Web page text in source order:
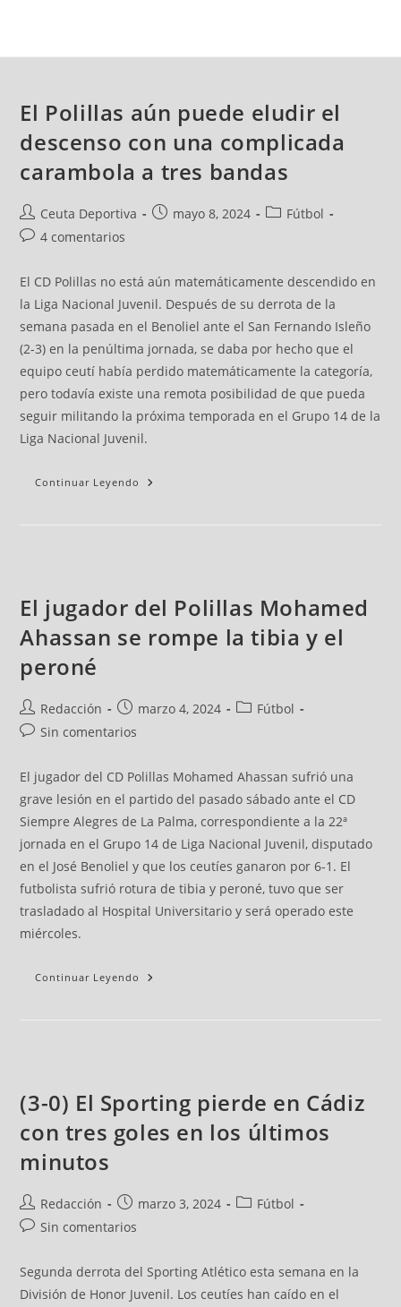
El Polillas aún puede eludir el
descenso con una complicada
carambola a tres bandas
Ceuta Deportiva mayo 8, 2024
Fútbol
4 comentarios
El CD Polillas no está aún matemáticamente descendido en
la Liga Nacional Juvenil. Después de su derrota de la
semana pasada en el Benoliel ante el San Fernando Isleño
(2-3) en la penúltima jornada, se daba por hecho que el
equipo ceutí había perdido matemáticamente la categoría,
pero todavía existe una remota posibilidad de que pueda
seguir militando la próxima temporada en el Grupo 14 de la
Liga Nacional Juvenil.
Continuar Leyendo
El jugador del Polillas Mohamed
Ahassan se rompe la tibia y el
peroné
Redacción marzo 4, 2024
Fútbol
Sin comentarios
El jugador del CD Polillas Mohamed Ahassan sufrió una
grave lesión en el partido del pasado sábado ante el CD
Siempre Alegres de La Palma, correspondiente a la 22ª
jornada en el Grupo 14 de Liga Nacional Juvenil, disputado
en el José Benoliel y que los ceutíes ganaron por 6-1. El
futbolista sufrió rotura de tibia y peroné, tuvo que ser
trasladado al Hospital Universitario y será operado este
miércoles.
Continuar Leyendo
(3-0) El Sporting pierde en Cádiz
con tres goles en los últimos
minutos
Redacción marzo 3, 2024
Fútbol
Sin comentarios
Segunda derrota del Sporting Atlético esta semana en la
División de Honor Juvenil. Los ceutíes han caído en el